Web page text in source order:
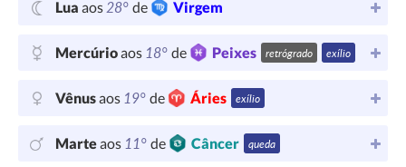
Lua aos28° de Virgem
Mercúrioaos 18° de Peixes retrógrado exílio
Vênusaos 19° de Áries exílio
Marteaos 11° de Câncer queda